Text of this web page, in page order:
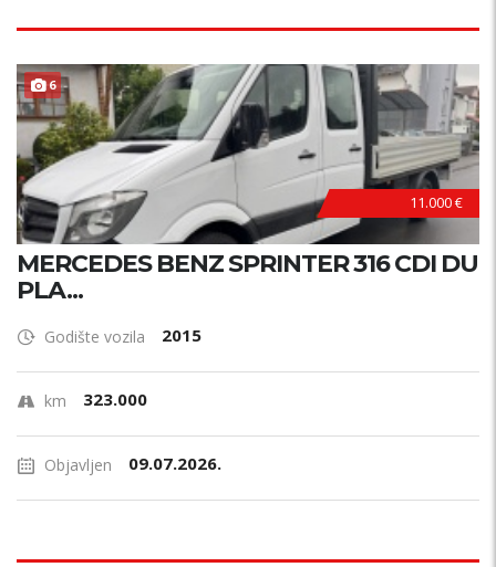
6
11.000 €
MERCEDES BENZ SPRINTER 316 CDI DU
PLA...
Godište vozila 2015
km 323.000
Objavljen 09.07.2026.